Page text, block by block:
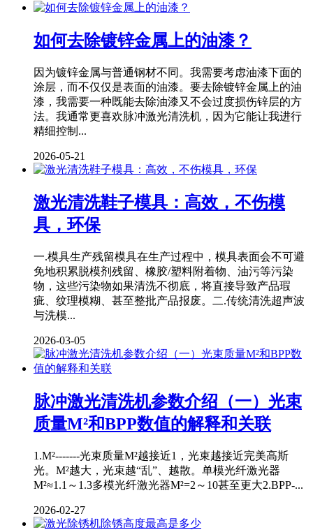
如何去除镀锌金属上的油漆？
因为镀锌金属与普通钢材不同。我需要考虑油漆下面的
涂层，而不仅仅是表面的油漆。要去除镀锌金属上的油
漆，我需要一种既能去除油漆又不会过度损伤锌层的方
法。我通常更喜欢脉冲激光清洗机，因为它能让我进行
精细控制...
2026-05-21
激光清洗鞋子模具：高效，不伤模
具，环保
一.模具生产残留模具在生产过程中，模具表面会不可避
免地积累脱模剂残留、橡胶/塑料附着物、油污等污染
物，这些污染物如果清洗不彻底，将直接导致产品瑕
疵、纹理模糊、甚至整批产品报废。二.传统清洗超声波
与洗模...
2026-03-05
脉冲激光清洗机参数介绍（一）光束
质量M²和BPP数值的解释和关联
1.M²-------光束质量M²越接近1，光束越接近完美高斯
光。M²越大，光束越“乱”、越散。单模光纤激光器
M²≈1.1～1.3多模光纤激光器M²=2～10甚至更大2.BPP-...
2026-02-27